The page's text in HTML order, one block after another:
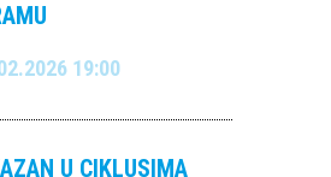
19:00
U CIKLUSIMA